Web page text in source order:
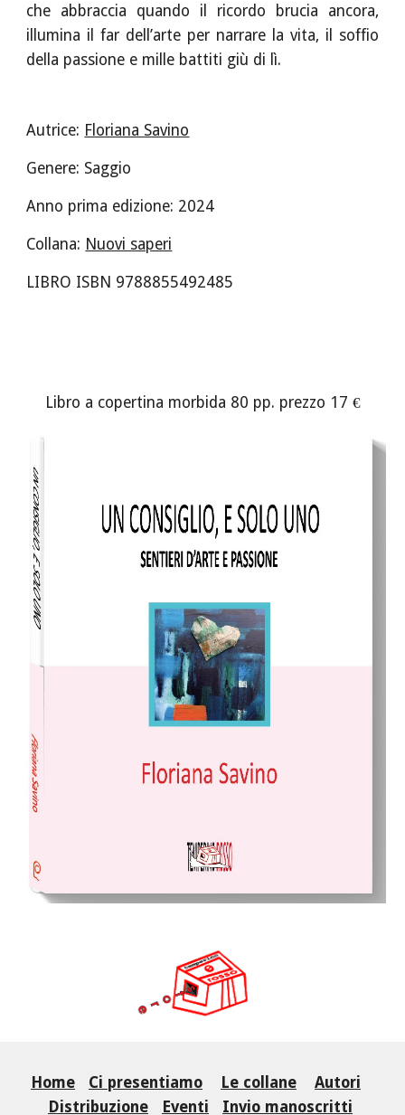
che abbraccia quando il ricordo brucia ancora,
illumina il far dell’arte per narrare la vita, il soffio
della passione e mille battiti giù di lì.
Autrice: Floriana Savino
Genere: Saggio
Anno prima edizione: 2024
Collana: Nuovi saperi
LIBRO ISBN 9788855492485
Libro a copertina morbida 80 pp. prezzo 1 7 €
Home Ci presentiamo Le collane
Autori
Distribuzione
Eventi Invio manoscritti